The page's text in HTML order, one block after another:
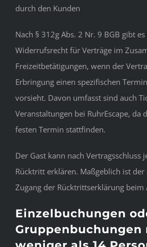
durch den Kunden
Nach § 312g Abs. 2 Nr. 9 BGB gibt
Widerrufsrecht für Verträge im
Freizeitbetätigungen, wenn der
Erbringung einen spezifischen
vorsieht. Davon umfasst sind auch
Veranstaltungen bei RuhrEscape, da
festen Termin stattfinden.
Der Gast kann nach Vertragsschluss
Rücktritt erklären. Maßgeblich ist der
Zugang der Rücktrittserklärung beim
Einzelbuchungen
Gruppenbuchungen